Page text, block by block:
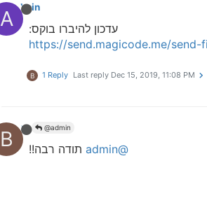
Aadmin
עדכון להיברו בוקס:
https://send.magicode.me/
B 1 Reply Last reply Dec 15, 2019, 11:08 PM
Bbbn @admin
@admin תודה רבה!!